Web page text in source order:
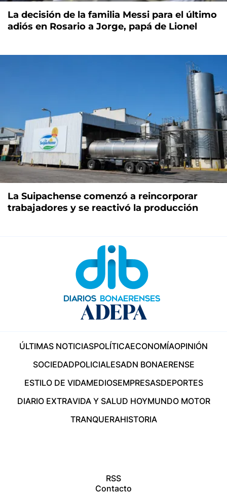
La decisión de la familia Messi para el último
adiós en Rosario a Jorge, papá de Lionel
La Suipachense comenzó a reincorporar
trabajadores y se reactivó la producción
ÚLTIMAS NOTICIASPOLÍTICAECONOMÍAOPINIÓN
SOCIEDADPOLICIALESADN BONAERENSE
ESTILO DE VIDAMEDIOSEMPRESASDEPORTES
DIARIO EXTRAVIDA Y SALUD HOYMUNDO MOTOR
TRANQUERAHISTORIA
RSS
Contacto